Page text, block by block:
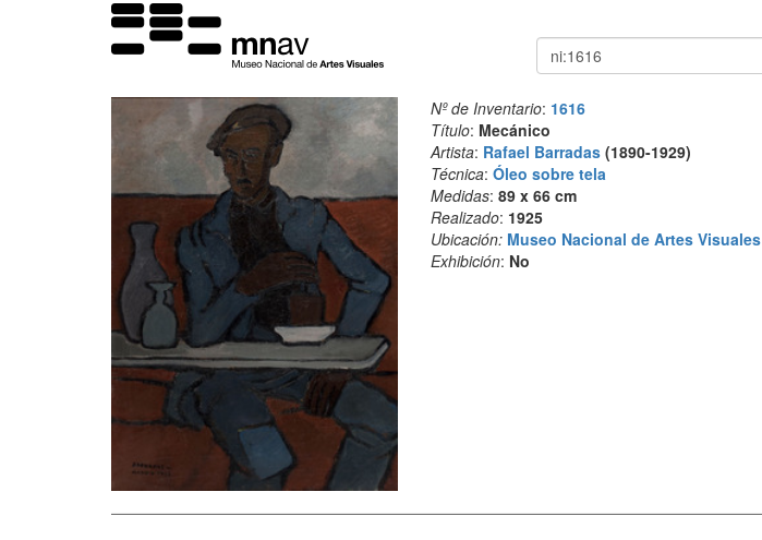
Buscar
Nº de Inventario: 1616
Título: Mecánico
Artista: Rafael Barradas(1890-1929)
Técnica: Óleo sobre tela
Medidas: 89 x 66 cm
Realizado: 1925
Ubicación: Museo Nacional de Artes Visuales
Exhibición: No